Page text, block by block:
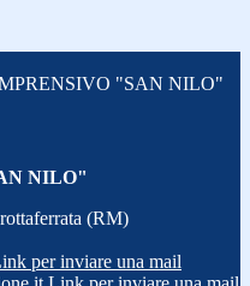
"SAN NILO"
NILO"
(RM)
per inviare una mail